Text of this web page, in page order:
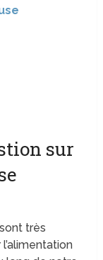
sur
très